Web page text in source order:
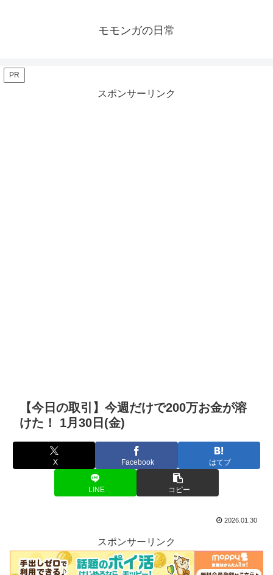
モモンガの日常
PR
スポンサーリンク
【今日の取引】今週だけで200万お金が溶
けた！ 1月30日(金)
X Facebook はてブ
LINE コピー
2026.01.30
スポンサーリンク